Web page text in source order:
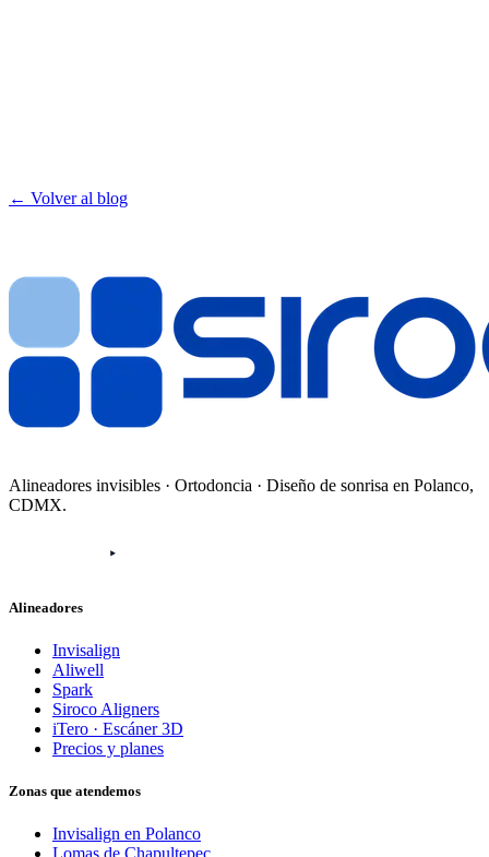
← Volver al blog
Alineadores invisibles · Ortodoncia · Diseño de sonrisa en Polanco,
CDMX.
Alineadores
Invisalign
Aliwell
Spark
Siroco Aligners
iTero · Escáner 3D
Precios y planes
Zonas que atendemos
Invisalign en Polanco